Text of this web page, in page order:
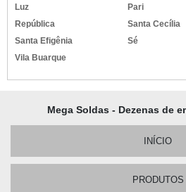
Luz
Pari
República
Santa Cecília
Santa Efigênia
Sé
Vila Buarque
Mega Soldas - Dezenas de
INÍCIO
PRODUTOS